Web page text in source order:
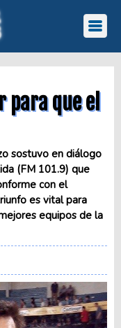
para que el
sostuvo en diálogo
(FM 101.9) que
con el
es vital para
equipos de la